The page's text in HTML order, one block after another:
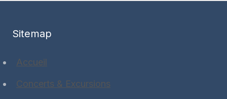
Sitemap
Accueil
Concerts & Excursions